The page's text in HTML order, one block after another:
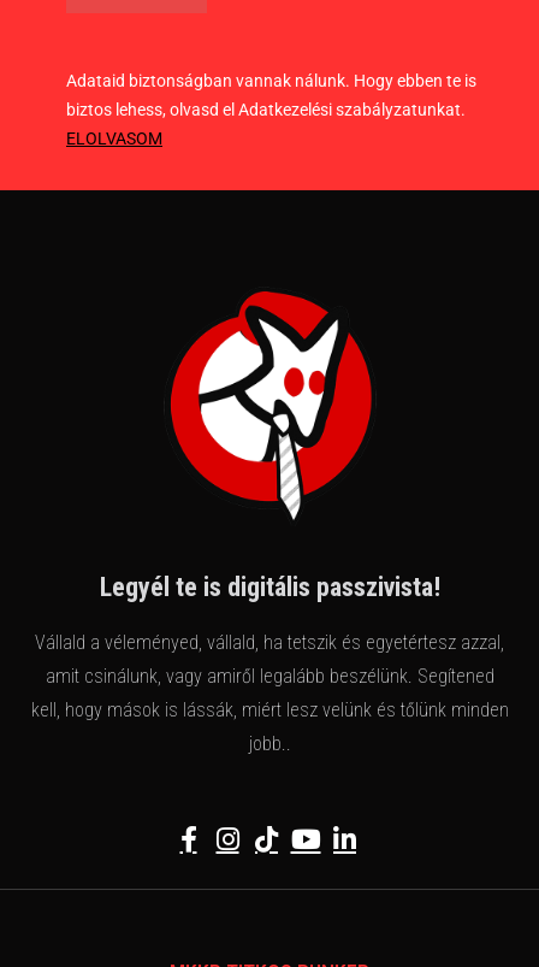
Adataid biztonságban vannak nálunk. Hogy ebben te is
biztos lehess, olvasd el Adatkezelési szabályzatunkat.
ELOLVASOM
Legyél te is digitális passzivista!
Vállald a véleményed, vállald, ha tetszik és egyetértesz azzal,
amit csinálunk, vagy amiről legalább beszélünk. Segítened
kell, hogy mások is lássák, miért lesz velünk és tőlünk minden
jobb..